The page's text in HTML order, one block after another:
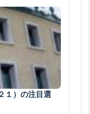
１）の注目選